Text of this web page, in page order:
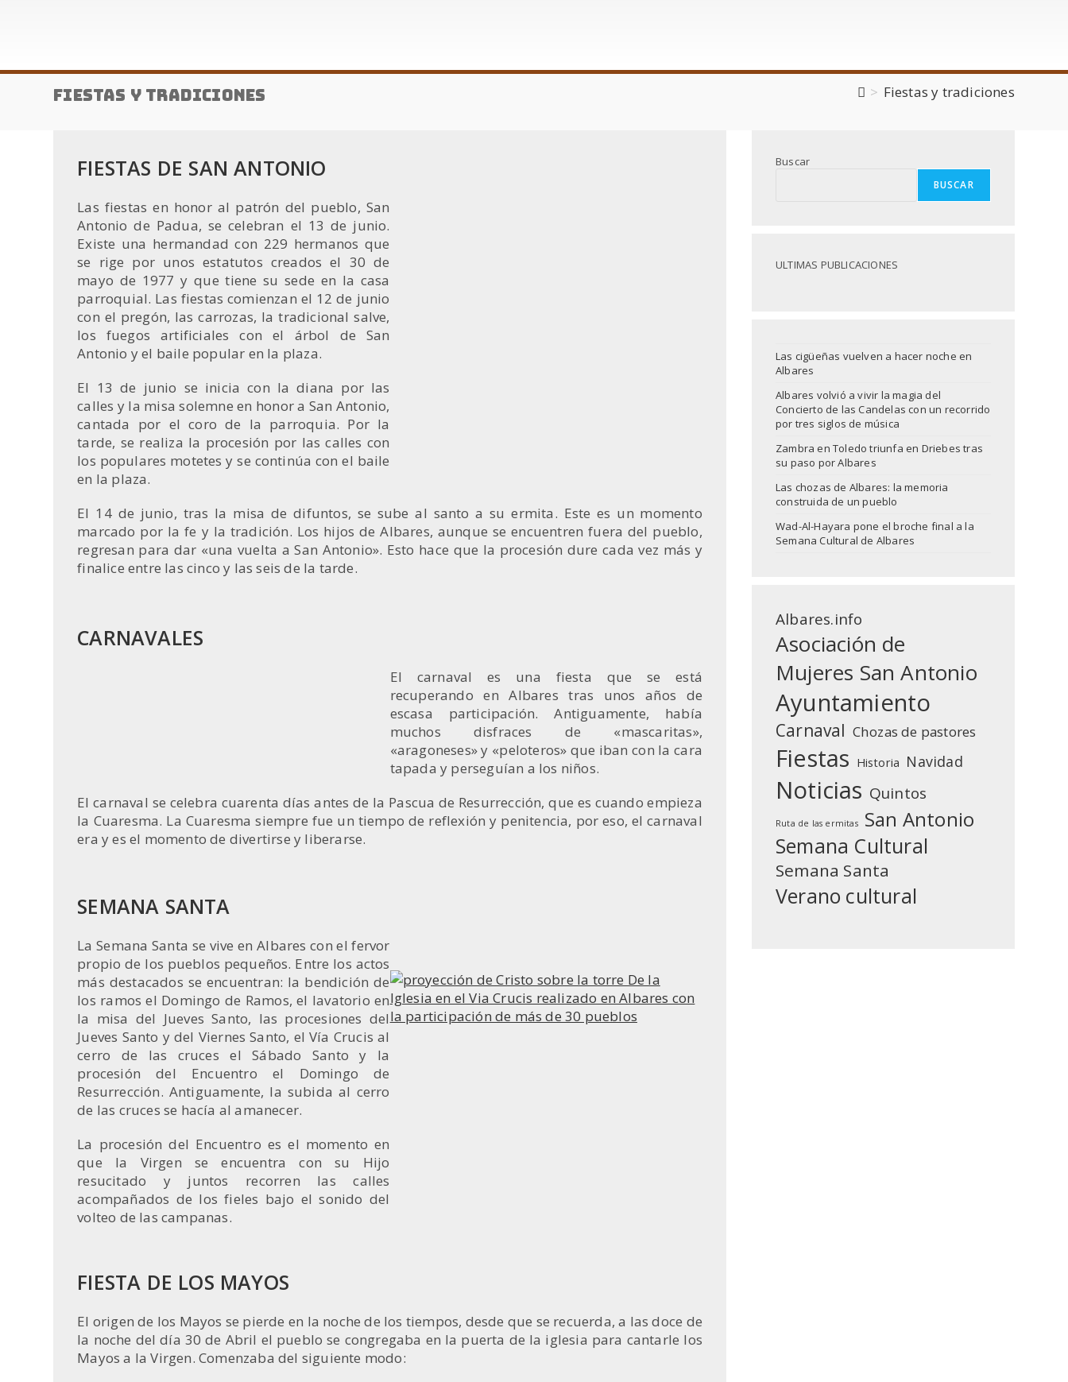
Fiestas y tradiciones > Fiestas y tradiciones
FIESTAS DE SAN ANTONIO
Las fiestas en honor al patrón del pueblo, San
Antonio de Padua, se celebran el 13 de junio.
Existe una hermandad con 229 hermanos que
se rige por unos estatutos creados el 30 de
mayo de 1977 y que tiene su sede en la casa
parroquial. Las fiestas comienzan el 12 de junio
con el pregón, las carrozas, la tradicional salve,
los fuegos artificiales con el árbol de San
Antonio y el baile popular en la plaza.
El 13 de junio se inicia con la diana por las
calles y la misa solemne en honor a San Antonio,
cantada por el coro de la parroquia. Por la
tarde, se realiza la procesión por las calles con
los populares motetes y se continúa con el baile
en la plaza.
El 14 de junio, tras la misa de difuntos, se sube al santo a su ermita. Este es un momento
marcado por la fe y la tradición. Los hijos de Albares, aunque se encuentren fuera del pueblo,
regresan para dar «una vuelta a San Antonio». Esto hace que la procesión dure cada vez más y
finalice entre las cinco y las seis de la tarde.
CARNAVALES
El carnaval es una fiesta que se está
recuperando en Albares tras unos años de
escasa participación. Antiguamente, había
muchos disfraces de «mascaritas»,
«aragoneses» y «peloteros» que iban con la cara
tapada y perseguían a los niños.
El carnaval se celebra cuarenta días antes de la Pascua de Resurrección, que es cuando empieza
la Cuaresma. La Cuaresma siempre fue un tiempo de reflexión y penitencia, por eso, el carnaval
era y es el momento de divertirse y liberarse.
SEMANA SANTA
La Semana Santa se vive en Albares con el fervor
propio de los pueblos pequeños. Entre los actos
más destacados se encuentran: la bendición de
los ramos el Domingo de Ramos, el lavatorio en
la misa del Jueves Santo, las procesiones del
Jueves Santo y del Viernes Santo, el Vía Crucis al
cerro de las cruces el Sábado Santo y la
procesión del Encuentro el Domingo de
Resurrección. Antiguamente, la subida al cerro
de las cruces se hacía al amanecer.
La procesión del Encuentro es el momento en
que la Virgen se encuentra con su Hijo
resucitado y juntos recorren las calles
acompañados de los fieles bajo el sonido del
volteo de las campanas.
FIESTA DE LOS MAYOS
El origen de los Mayos se pierde en la noche de los tiempos, desde que se recuerda, a las doce de
la noche del día 30 de Abril el pueblo se congregaba en la puerta de la iglesia para cantarle los
Mayos a la Virgen. Comenzaba del siguiente modo:
Buscar
BUSCAR
ULTIMAS PUBLICACIONES
Las cigüeñas vuelven a hacer noche en
Albares
Albares volvió a vivir la magia del
Concierto de las Candelas con un recorrido
por tres siglos de música
Zambra en Toledo triunfa en Driebes tras
su paso por Albares
Las chozas de Albares: la memoria
construida de un pueblo
Wad-Al-Hayara pone el broche final a la
Semana Cultural de Albares
Albares.info
Asociación de
Mujeres San Antonio
Ayuntamiento
Carnaval Chozas de pastores
Fiestas Historia Navidad
Noticias Quintos
Ruta de las ermitas San Antonio
Semana Cultural
Semana Santa
Verano cultural